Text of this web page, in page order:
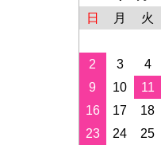
日
月 火
2
3 4
9
10 11
16
17 18
23
24 25